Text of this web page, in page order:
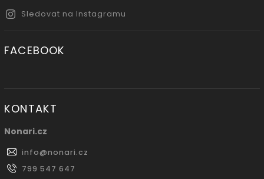
Sledovat na Instagramu
FACEBOOK
KONTAKT
Nonari.cz
info@nonari.cz
799 547 647